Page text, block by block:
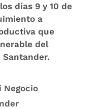
días 9 y 10 de
a
que
del
Negocio